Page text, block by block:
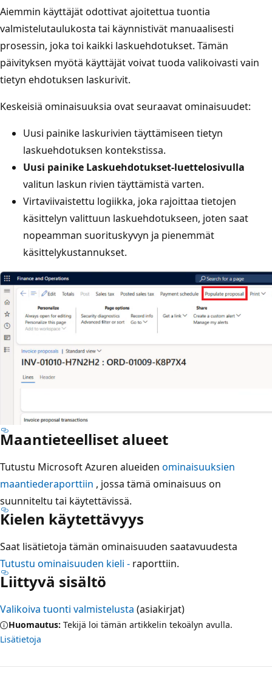
Aiemmin käyttäjät odottivat ajoitettua tuontia
valmistelutaulukosta tai käynnistivät manuaalisesti
prosessin, joka toi kaikki laskuehdotukset. Tämän
päivityksen myötä käyttäjät voivat tuoda valikoivasti vain
tietyn ehdotuksen laskurivit.
Keskeisiä ominaisuuksia ovat seuraavat ominaisuudet:
Uusi painike laskurivien täyttämiseen tietyn
laskuehdotuksen kontekstissa.
Uusi painike Laskuehdotukset-luettelosivulla
valitun laskun rivien täyttämistä varten.
Virtaviivaistettu logiikka, joka rajoittaa tietojen
käsittelyn valittuun laskuehdotukseen, joten saat
nopeamman suorituskyvyn ja pienemmät
käsittelykustannukset.
Maantieteelliset alueet
Tutustu Microsoft Azuren alueiden ominaisuuksien
maantiederaporttiin , jossa tämä ominaisuus on
suunniteltu tai käytettävissä.
Kielen käytettävyys
Saat lisätietoja tämän ominaisuuden saatavuudesta
Tutustu ominaisuuden kieli - raporttiin.
Liittyvä sisältö
Valikoiva tuonti valmistelusta (asiakirjat)
Huomautus: Tekijä loi tämän artikkelin tekoälyn avulla.
Lisätietoja